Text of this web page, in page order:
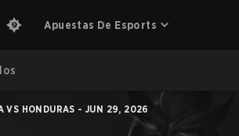
Apuestas De Esports
VS HONDURAS - JUN 29, 2026